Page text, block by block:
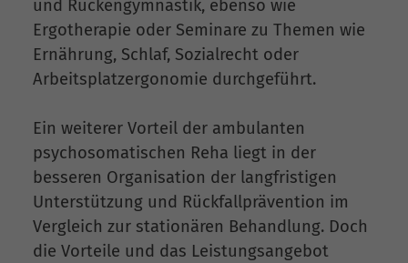
und Rückengymnastik, ebenso wie
Ergotherapie oder Seminare zu Themen wie
Ernährung, Schlaf, Sozialrecht oder
Arbeitsplatzergonomie durchgeführt.
Ein weiterer Vorteil der ambulanten
psychosomatischen Reha liegt in der
besseren Organisation der langfristigen
Unterstützung und Rückfallprävention im
Vergleich zur stationären Behandlung. Doch
die Vorteile und das Leistungsangebot